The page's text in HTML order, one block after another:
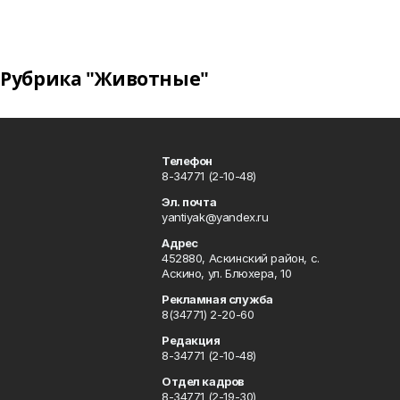
Рубрика "Животные"
Телефон
8-34771 (2-10-48)
Эл. почта
yantiyak@yandex.ru
Адрес
452880, Аскинский район, с.
Аскино, ул. Блюхера, 10
Рекламная служба
8(34771) 2-20-60
Редакция
8-34771 (2-10-48)
Отдел кадров
8-34771 (2-19-30)